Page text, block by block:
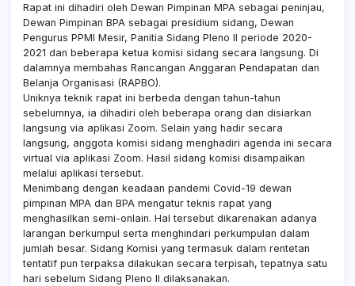
Rapat ini dihadiri oleh Dewan Pimpinan MPA sebagai peninjau,
Dewan Pimpinan BPA sebagai presidium sidang, Dewan
Pengurus PPMI Mesir, Panitia Sidang Pleno II periode 2020-
2021 dan beberapa ketua komisi sidang secara langsung. Di
dalamnya membahas Rancangan Anggaran Pendapatan dan
Belanja Organisasi (RAPBO).
Uniknya teknik rapat ini berbeda dengan tahun-tahun
sebelumnya, ia dihadiri oleh beberapa orang dan disiarkan
langsung via aplikasi Zoom. Selain yang hadir secara
langsung, anggota komisi sidang menghadiri agenda ini secara
virtual via aplikasi Zoom. Hasil sidang komisi disampaikan
melalui aplikasi tersebut.
Menimbang dengan keadaan pandemi Covid-19 dewan
pimpinan MPA dan BPA mengatur teknis rapat yang
menghasilkan semi-onlain. Hal tersebut dikarenakan adanya
larangan berkumpul serta menghindari perkumpulan dalam
jumlah besar. Sidang Komisi yang termasuk dalam rentetan
tentatif pun terpaksa dilakukan secara terpisah, tepatnya satu
hari sebelum Sidang Pleno II dilaksanakan.